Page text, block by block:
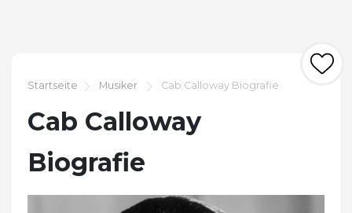
Startseite Musiker Cab Calloway Biografie
Cab Calloway
Biografie